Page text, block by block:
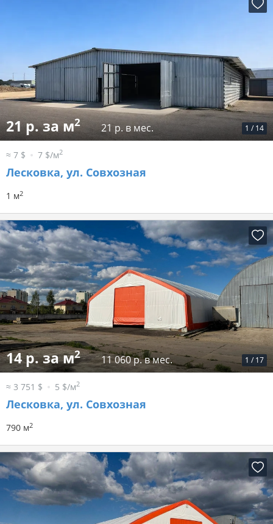
1 / 14
21 р. за м2 21 р. в мес.
≈ 7 $ 7 $/м2
Лесковка, ул. Совхозная
1 м2
1 / 17
14 р. за м2 11 060 р. в мес.
≈ 3 751 $ 5 $/м2
Лесковка, ул. Совхозная
790 м2